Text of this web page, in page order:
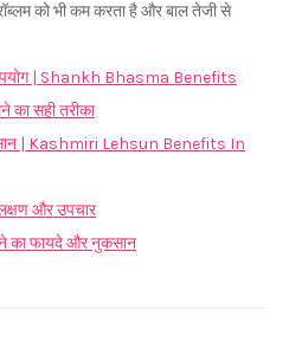
को भी कम करता है और बाल तेजी से
| Shankh Bhasma Benefits
सही तरीका
| Kashmiri Lehsun Benefits In
और उपचार
का फायदे और नुकसान